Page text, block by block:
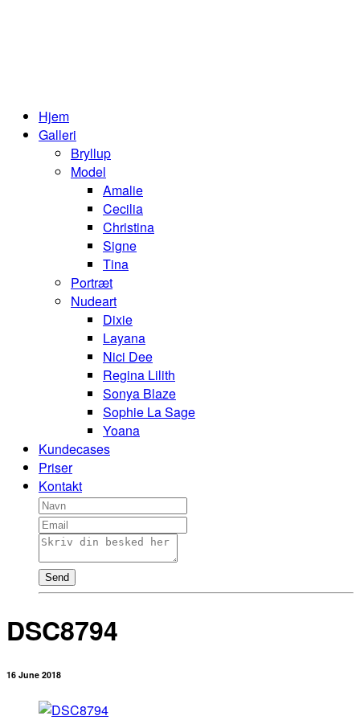
Hjem
Galleri
Bryllup
Model
Amalie
Cecilia
Christina
Signe
Tina
Portræt
Nudeart
Dixie
Layana
Nici Dee
Regina Lilith
Sonya Blaze
Sophie La Sage
Yoana
Kundecases
Priser
Kontakt
Send
DSC8794
16 June 2018